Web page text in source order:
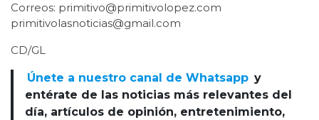
Correos: primitivo@primitivolopez.com
primitivolasnoticias@gmail.com
CD/GL
Únete a nuestro canal de Whatsapp y
entérate de las noticias más relevantes del
día, artículos de opinión, entretenimiento,